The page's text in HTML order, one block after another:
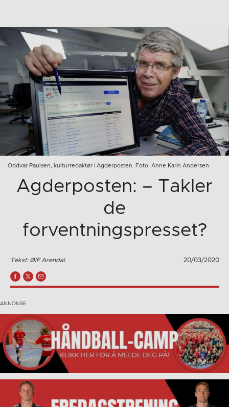
Oddvar Paulsen, kulturredaktør i Agderposten. Foto: Anne Karin Andersen
Agderposten: – Takler
de
forventningspresset?
Tekst: ØIF Arendal 20/03/2020